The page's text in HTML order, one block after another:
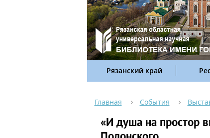
Рязанский край
Главная События
«И душа на простор